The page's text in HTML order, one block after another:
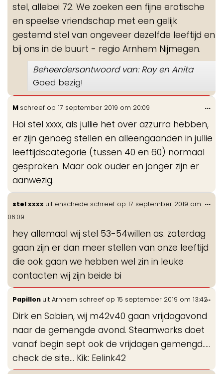
stel, allebei 72. We zoeken een fijne erotische
en speelse vriendschap met een gelijk
gestemd stel van ongeveer dezelfde leeftijd en
bij ons in de buurt - regio Arnhem Nijmegen.
Beheerdersantwoord van: Ray en Anita
Goed bezig!
M schreef op 17 september 2019 om 20:09
Hoi stel xxxx, als jullie het over azzurra hebben,
er zijn genoeg stellen en alleengaanden in jullie
leeftijdscategorie (tussen 40 en 60) normaal
gesproken. Maar ook ouder en jonger zijn er
aanwezig.
...
stel xxxx uit enschede schreef op 17 september 2019 om
06:09
hey allemaal wij stel 53-54willen as. zaterdag
gaan zijn er dan meer stellen van onze leeftijd
die ook gaan we hebben wel zin in leuke
contacten wij zijn beide bi
...
Papillon uit Arnhem schreef op 15 september 2019 om 13:42
Dirk en Sabien, wij m42v40 gaan vrijdagavond
naar de gemengde avond. Steamworks doet
vanaf begin sept ook de vrijdagen gemengd.....
check de site... Kik: Eelink42
...